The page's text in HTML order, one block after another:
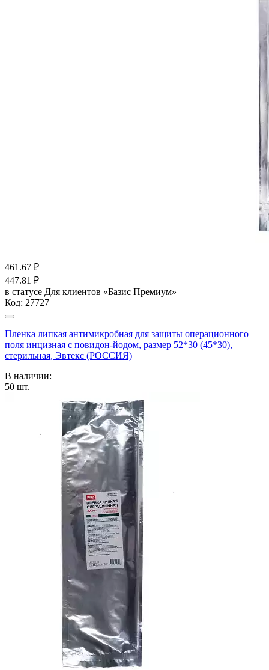
461.67 ₽
447.81 ₽
в статусе Для клиентов «Базис Премиум»
Код: 27727
Пленка липкая антимикробная для защиты операционного
поля инцизная с повидон-йодом, размер 52*30 (45*30),
стерильная, Эвтекс (РОССИЯ)
В наличии:
50 шт.